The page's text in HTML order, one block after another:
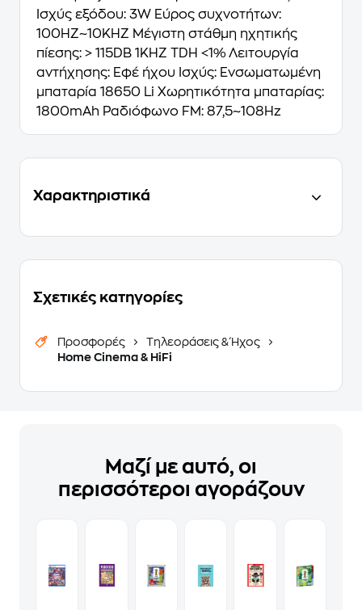
Ισχύς εξόδου: 3W Εύρος συχνοτήτων:
100HZ~10KHZ Μέγιστη στάθμη ηχητικής
πίεσης: > 115DB 1KHZ TDH <1% Λειτουργία
αντήχησης: Εφέ ήχου Ισχύς: Ενσωματωμένη
μπαταρία 18650 Li Χωρητικότητα μπαταρίας:
1800mAh Ραδιόφωνο FM: 87,5~108Hz
Χαρακτηριστικά
Σχετικές κατηγορίες
Προσφορές
Τηλεοράσεις & Ήχος
Home Cinema & HiFi
Μαζί με αυτό, οι
περισσότεροι αγοράζουν